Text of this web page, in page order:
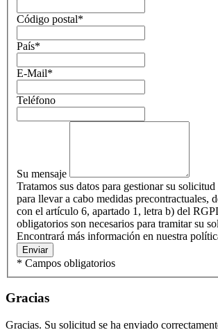
Código postal*
País*
E-Mail*
Teléfono
Su mensaje
Tratamos sus datos para gestionar su solicitud
para llevar a cabo medidas precontractuales,
con el artículo 6, apartado 1, letra b) del
obligatorios son necesarios para tramitar su
Encontrará más información en nuestra
Enviar
* Campos obligatorios
Gracias
Gracias. Su solicitud se ha enviado